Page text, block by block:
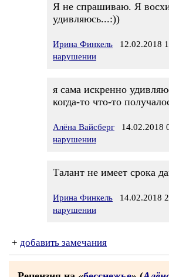
Я не спрашиваю. Я
удивляюсь...:))
Ирина Финкель 12.02.2018
нарушении
я сама искренно
когда-то что-то
Алёна Вайсберг 14.02.2018
нарушении
Талант не имеет срока
Ирина Финкель 14.02.2018
нарушении
+ добавить замечания